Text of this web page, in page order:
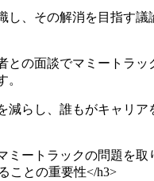
し、その解消を目指す議
との面談でマミートラッ
減らし、誰もがキャリア
ミートラックの問題を取
ことの重要性</h3>